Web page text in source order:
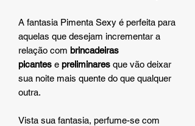
A fantasia Pimenta Sexy é perfeita para
aquelas que desejam incrementar a
relação com brincadeiras
picantes e preliminares que vão deixar
sua noite mais quente do que qualquer
outra.
Vista sua fantasia, perfume-se com